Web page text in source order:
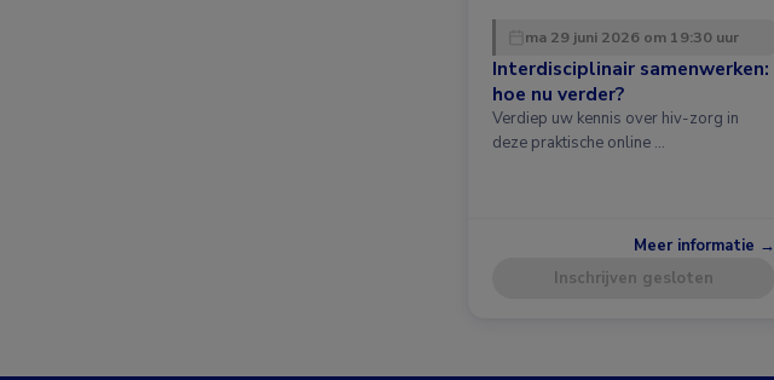
ma 29 juni 2026 om 19:30 uur
Interdisciplinair samenwerken:
hoe nu verder?
Verdiep uw kennis over hiv-zorg in
deze praktische online …
Meer informatie →
Inschrijven gesloten